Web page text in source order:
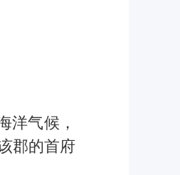
洋气候，
郡的首府